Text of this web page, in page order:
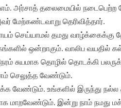
அர்சாத் தலைமையில் நடைபெற்ற
மேற்கண்டவாறு தெரிவித்தார்.
செய்யாமல் தமது வாழ்க்கைக்கு
ஒன்றாகும். வாலிப வயதில்
சுயமாக தொழில் தொடக்கி
செலுத்த வேண்டும்.
வேண்டும். உங்களில் இருந்து
மாறவேண்டும். இன்று நாம் நமது